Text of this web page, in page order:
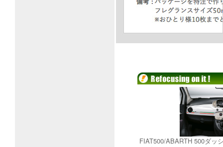
FIAT500/ABARTH 500ダッ